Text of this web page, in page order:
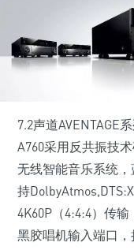
7.2声道AVENTAGE
A760采用反共振技
无线智能音乐系统
持
4K60P（4:4:4）传
黑胶唱机输入端口，